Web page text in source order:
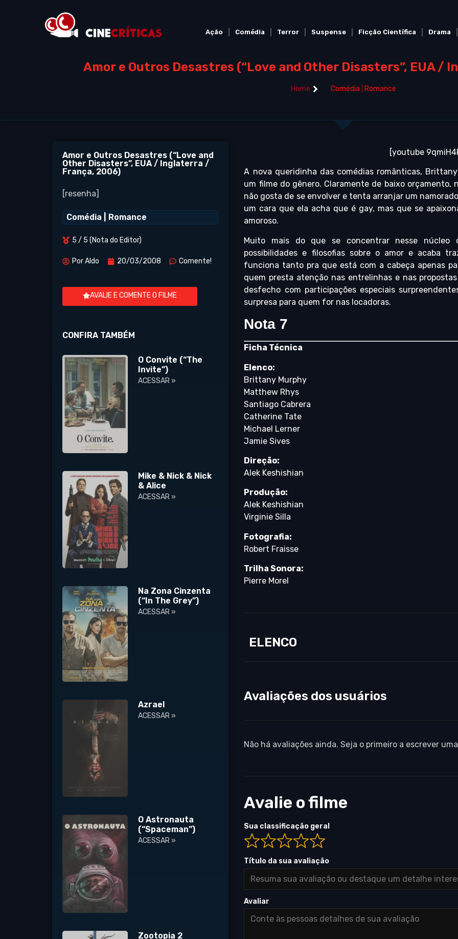
Ação Comédia Terror Suspense Ficção Científica Drama
Amor e Outros Desastres (“Love and Other Disasters”, EUA /
Home Comédia Romance
Amor e Outros Desastres (“Love and
Other Disasters”, EUA / Inglaterra /
França, 2006)
[resenha]
Comédia Romance
5 / 5 (Nota do Editor)
PorAldo 20/03/2008 Comente!
AVALIE E COMENTE O FILME
CONFIRA TAMBÉM
O Convite (“The
Invite”)
ACESSAR »
Mike & Nick & Nick
& Alice
ACESSAR »
Na Zona Cinzenta
(“In The Grey”)
ACESSAR »
Azrael
ACESSAR »
O Astronauta
(“Spaceman”)
ACESSAR »
Zootopia 2
[youtube
A nova queridinha das comédias românticas,
um filme do gênero. Claramente de baixo
não gosta de se envolver e tenta arranjar um
um cara que ela acha que é gay, mas que se
amoroso.
Muito mais do que se concentrar nesse núcleo
possibilidades e filosofias sobre o amor e acaba
funciona tanto pra que está com a cabeça apenas
quem presta atenção nas entrelinhas e nas
desfecho com participações especiais
surpresa para quem for nas locadoras.
Nota 7
Ficha Técnica
Elenco:
Brittany Murphy
Matthew Rhys
Santiago Cabrera
Catherine Tate
Michael Lerner
Jamie Sives
Direção:
Alek Keshishian
Produção:
Alek Keshishian
Virginie Silla
Fotografia:
Robert Fraisse
Trilha Sonora:
Pierre Morel
ELENCO
Avaliações dos usuários
Não há avaliações ainda. Seja o primeiro a escrever
Avalie o filme
Sua classificação geral
Título da sua avaliação
Avaliar